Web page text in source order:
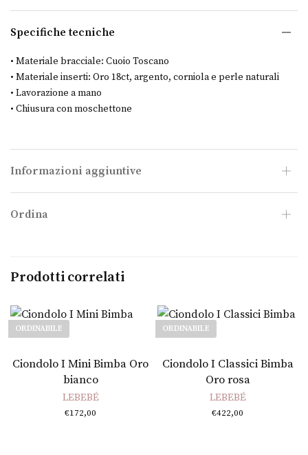
Specifiche tecniche
• Materiale bracciale: Cuoio Toscano
• Materiale inserti: Oro 18ct, argento, corniola e perle naturali
• Lavorazione a mano
• Chiusura con moschettone
Informazioni aggiuntive
Ordina
Prodotti correlati
ORDINABILE
Leggi tutto
Ciondolo I Mini Bimba Oro
bianco
LEBEBÉ
€172,00
ORDINABILE
Leggi tutto
Ciondolo I Classici Bimba
Oro rosa
LEBEBÉ
€422,00